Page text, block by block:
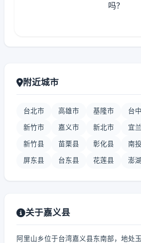
吗？
附近城市
台北市 高雄市 基隆市 台
新竹市 嘉义市 新北市 宜
新竹县 苗栗县 彰化县 南
屏东县 台东县 花莲县 澎
关于嘉义县
阿里山乡位于台湾嘉义县东南部，地处